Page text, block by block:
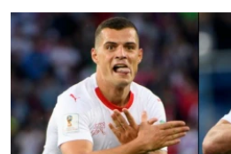
ՊԱՏԵՐԱԶՄԻ 6 ՇԱԲԱԹՆԵՐԸ
ՏԱՐԱԾԱՇՐՋԱՆ
ՄԻՋԱԶԳԱՅԻՆ
ՄՇԱԿՈՒՅԹ